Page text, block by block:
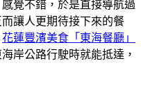
感覺不錯，於是直接導航過
讓人更期待接下來的餐
花蓮豐濱美食「東海餐廳」
岸公路行駛時就能抵達，